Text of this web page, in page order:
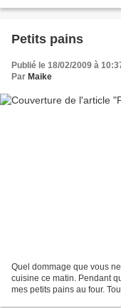
Petits pains
Publié le 18/02/2009 à
Par Maike
Quel dommage que vous
cuisine ce matin. Pendant
mes petits pains au four.